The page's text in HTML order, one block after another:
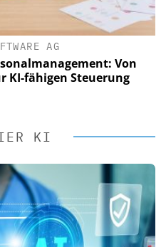
AG
Von
KI-fähigen Steuerung
KI